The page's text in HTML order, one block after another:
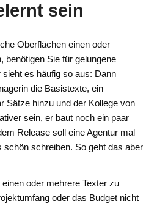
sein
Oberflächen einen oder
benötigen Sie für gelungene
sieht es häufig so aus: Dann
die Basistexte, ein
Sätze hinzu und der Kollege von
sein, er baut noch ein paar
Release soll eine Agentur mal
schön schreiben. So geht das aber
oder mehrere Texter zu
oder das Budget nicht